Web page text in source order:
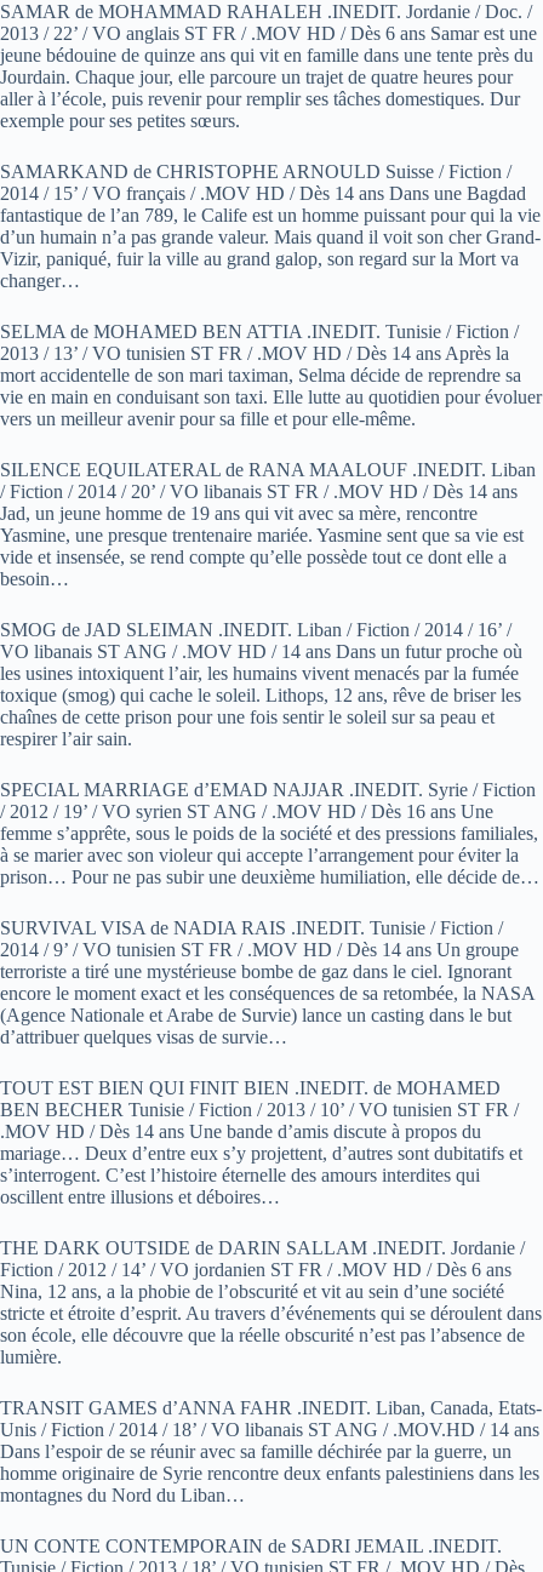
SAMAR de MOHAMMAD RAHALEH .INEDIT. Jordanie / Doc. /
2013 / 22’ / VO anglais ST FR / .MOV HD / Dès 6 ans Samar est une
jeune bédouine de quinze ans qui vit en famille dans une tente près du
Jourdain. Chaque jour, elle parcoure un trajet de quatre heures pour
aller à l’école, puis revenir pour remplir ses tâches domestiques. Dur
exemple pour ses petites sœurs.
SAMARKAND de CHRISTOPHE ARNOULD Suisse / Fiction /
2014 / 15’ / VO français / .MOV HD / Dès 14 ans Dans une Bagdad
fantastique de l’an 789, le Calife est un homme puissant pour qui la vie
d’un humain n’a pas grande valeur. Mais quand il voit son cher Grand-
Vizir, paniqué, fuir la ville au grand galop, son regard sur la Mort va
changer…
SELMA de MOHAMED BEN ATTIA .INEDIT. Tunisie / Fiction /
2013 / 13’ / VO tunisien ST FR / .MOV HD / Dès 14 ans Après la
mort accidentelle de son mari taximan, Selma décide de reprendre sa
vie en main en conduisant son taxi. Elle lutte au quotidien pour évoluer
vers un meilleur avenir pour sa fille et pour elle-même.
SILENCE EQUILATERAL de RANA MAALOUF .INEDIT. Liban
/ Fiction / 2014 / 20’ / VO libanais ST FR / .MOV HD / Dès 14 ans
Jad, un jeune homme de 19 ans qui vit avec sa mère, rencontre
Yasmine, une presque trentenaire mariée. Yasmine sent que sa vie est
vide et insensée, se rend compte qu’elle possède tout ce dont elle a
besoin…
SMOG de JAD SLEIMAN .INEDIT. Liban / Fiction / 2014 / 16’ /
VO libanais ST ANG / .MOV HD / 14 ans Dans un futur proche où
les usines intoxiquent l’air, les humains vivent menacés par la fumée
toxique (smog) qui cache le soleil. Lithops, 12 ans, rêve de briser les
chaînes de cette prison pour une fois sentir le soleil sur sa peau et
respirer l’air sain.
SPECIAL MARRIAGE d’EMAD NAJJAR .INEDIT. Syrie / Fiction
/ 2012 / 19’ / VO syrien ST ANG / .MOV HD / Dès 16 ans Une
femme s’apprête, sous le poids de la société et des pressions familiales,
à se marier avec son violeur qui accepte l’arrangement pour éviter la
prison… Pour ne pas subir une deuxième humiliation, elle décide de…
SURVIVAL VISA de NADIA RAIS .INEDIT. Tunisie / Fiction /
2014 / 9’ / VO tunisien ST FR / .MOV HD / Dès 14 ans Un groupe
terroriste a tiré une mystérieuse bombe de gaz dans le ciel. Ignorant
encore le moment exact et les conséquences de sa retombée, la NASA
(Agence Nationale et Arabe de Survie) lance un casting dans le but
d’attribuer quelques visas de survie…
TOUT EST BIEN QUI FINIT BIEN .INEDIT. de MOHAMED
BEN BECHER Tunisie / Fiction / 2013 / 10’ / VO tunisien ST FR /
.MOV HD / Dès 14 ans Une bande d’amis discute à propos du
mariage… Deux d’entre eux s’y projettent, d’autres sont dubitatifs et
s’interrogent. C’est l’histoire éternelle des amours interdites qui
oscillent entre illusions et déboires…
THE DARK OUTSIDE de DARIN SALLAM .INEDIT. Jordanie /
Fiction / 2012 / 14’ / VO jordanien ST FR / .MOV HD / Dès 6 ans
Nina, 12 ans, a la phobie de l’obscurité et vit au sein d’une société
stricte et étroite d’esprit. Au travers d’événements qui se déroulent dans
son école, elle découvre que la réelle obscurité n’est pas l’absence de
lumière.
TRANSIT GAMES d’ANNA FAHR .INEDIT. Liban, Canada, Etats-
Unis / Fiction / 2014 / 18’ / VO libanais ST ANG / .MOV.HD / 14 ans
Dans l’espoir de se réunir avec sa famille déchirée par la guerre, un
homme originaire de Syrie rencontre deux enfants palestiniens dans les
montagnes du Nord du Liban…
UN CONTE CONTEMPORAIN de SADRI JEMAIL .INEDIT.